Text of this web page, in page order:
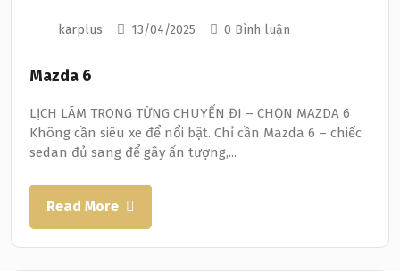
karplus 13/04/2025 0 Bình luận
Mazda 6
LỊCH LÃM TRONG TỪNG CHUYẾN ĐI – CHỌN MAZDA 6
Không cần siêu xe để nổi bật. Chỉ cần Mazda 6 – chiếc
sedan đủ sang để gây ấn tượng,...
Read More